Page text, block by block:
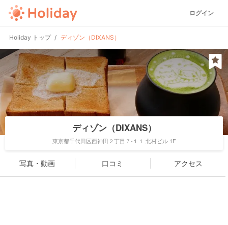
ログイン
Holiday トップ ディゾン（DIXANS）
ディゾン（DIXANS）
東京都千代田区西神田２丁目７-１１ 北村ビル 1F
写真・動画 口コミ アクセス